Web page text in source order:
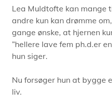
Lea Muldtofte kan mange
andre kun kan drømme
gange ønske, at hjernen
”hellere lave fem ph.d.er
hun siger.
Nu forsøger hun at
liv.